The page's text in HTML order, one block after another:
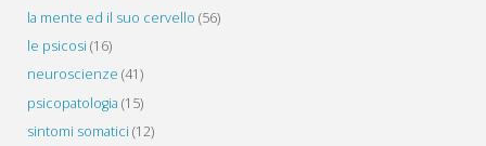
la mente ed il suo cervello (56)
le psicosi (16)
neuroscienze (41)
psicopatologia (15)
sintomi somatici (12)